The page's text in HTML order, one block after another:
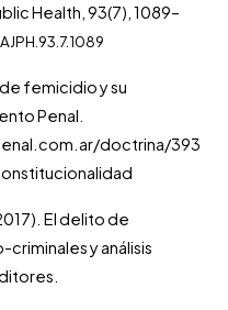
Health, 93(7), 1089–
femicidio y su
Penal.
doctrina/393
El delito de
y análisis